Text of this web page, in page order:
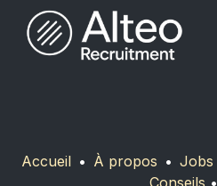
Accueil • À propos • Jobs
Conseils •